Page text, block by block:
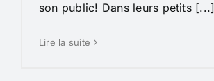
son public! Dans leurs petits [...]
Lire la suite